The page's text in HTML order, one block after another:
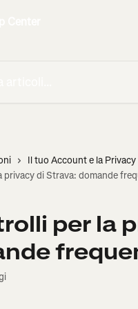
Il tuo Account e la Privacy
privacy di Strava: domande
per la